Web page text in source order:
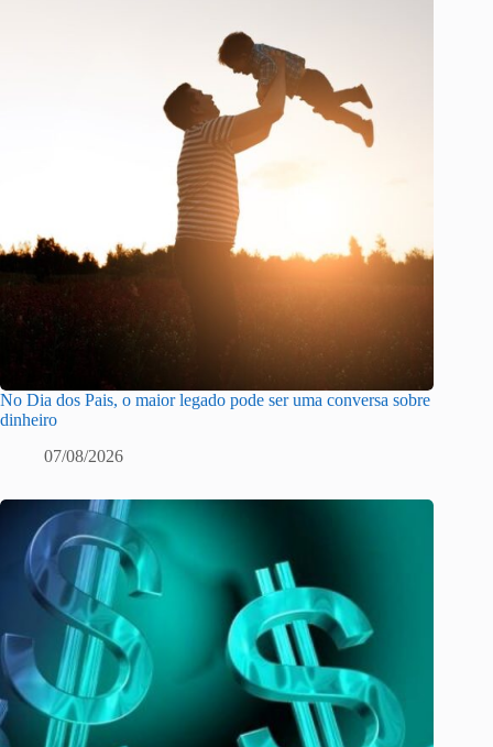
No Dia dos Pais, o maior legado pode ser uma conversa sobre
dinheiro
07/08/2026